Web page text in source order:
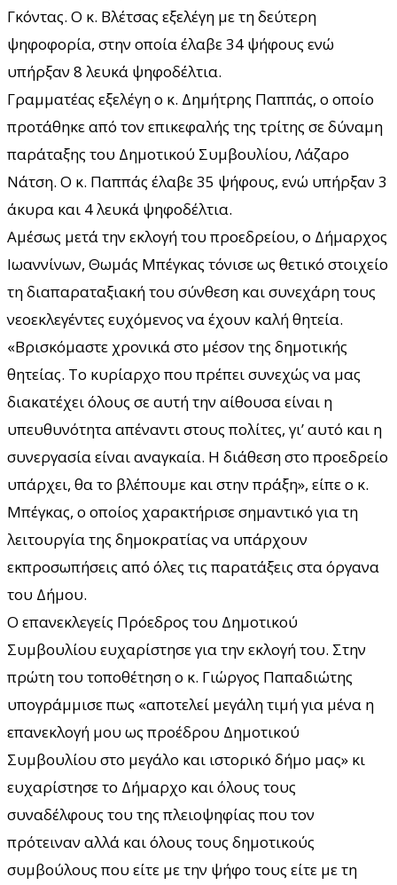
Γκόντας. Ο κ. Βλέτσας εξελέγη με τη δεύτερη
ψηφοφορία, στην οποία έλαβε 34 ψήφους ενώ
υπήρξαν 8 λευκά ψηφοδέλτια.
Γραμματέας εξελέγη ο κ. Δημήτρης Παππάς, ο οποίο
προτάθηκε από τον επικεφαλής της τρίτης σε δύναμη
παράταξης του Δημοτικού Συμβουλίου, Λάζαρο
Νάτση. Ο κ. Παππάς έλαβε 35 ψήφους, ενώ υπήρξαν 3
άκυρα και 4 λευκά ψηφοδέλτια.
Αμέσως μετά την εκλογή του προεδρείου, ο Δήμαρχος
Ιωαννίνων, Θωμάς Μπέγκας τόνισε ως θετικό στοιχείο
τη διαπαραταξιακή του σύνθεση και συνεχάρη τους
νεοεκλεγέντες ευχόμενος να έχουν καλή θητεία.
«Βρισκόμαστε χρονικά στο μέσον της δημοτικής
θητείας. Το κυρίαρχο που πρέπει συνεχώς να μας
διακατέχει όλους σε αυτή την αίθουσα είναι η
υπευθυνότητα απέναντι στους πολίτες, γι’ αυτό και η
συνεργασία είναι αναγκαία. Η διάθεση στο προεδρείο
υπάρχει, θα το βλέπουμε και στην πράξη», είπε ο κ.
Μπέγκας, ο οποίος χαρακτήρισε σημαντικό για τη
λειτουργία της δημοκρατίας να υπάρχουν
εκπροσωπήσεις από όλες τις παρατάξεις στα όργανα
του Δήμου.
Ο επανεκλεγείς Πρόεδρος του Δημοτικού
Συμβουλίου ευχαρίστησε για την εκλογή του. Στην
πρώτη του τοποθέτηση ο κ. Γιώργος Παπαδιώτης
υπογράμμισε πως «αποτελεί μεγάλη τιμή για μένα η
επανεκλογή μου ως προέδρου Δημοτικού
Συμβουλίου στο μεγάλο και ιστορικό δήμο μας» κι
ευχαρίστησε το Δήμαρχο και όλους τους
συναδέλφους του της πλειοψηφίας που τον
πρότειναν αλλά και όλους τους δημοτικούς
συμβούλους που είτε με την ψήφο τους είτε με τη